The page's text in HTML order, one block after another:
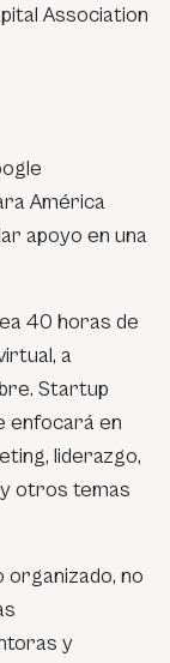
Association
América
apoyo en una
40 horas de
a
Startup
enfocará en
liderazgo,
y otros temas
no
y